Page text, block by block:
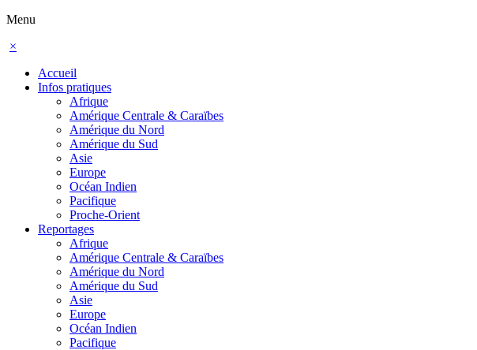
Menu
×
Accueil
Infos pratiques
Afrique
Amérique Centrale & Caraïbes
Amérique du Nord
Amérique du Sud
Asie
Europe
Océan Indien
Pacifique
Proche-Orient
Reportages
Afrique
Amérique Centrale & Caraïbes
Amérique du Nord
Amérique du Sud
Asie
Europe
Océan Indien
Pacifique